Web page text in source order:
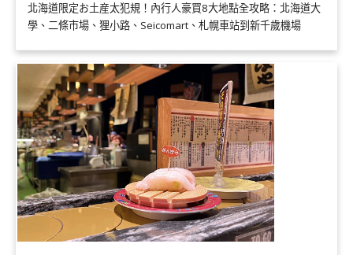
北海道限定お土産太犯規！內行人豪買8大地點全攻略：北海道大
學、二條市場、狸小路、Seicomart、札幌車站到新千歲機場